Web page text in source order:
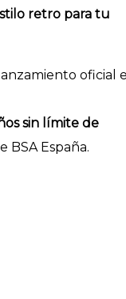
retro para tu
oficial
sin límite de
BSA España.